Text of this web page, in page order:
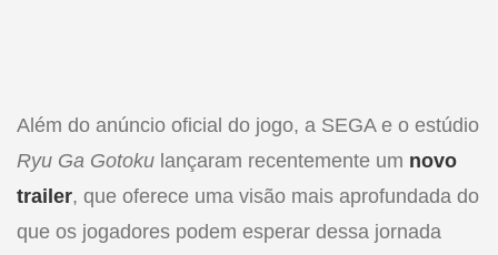
Além do anúncio oficial do jogo, a SEGA e o estúdio
Ryu Ga Gotoku lançaram recentemente um novo
trailer, que oferece uma visão mais aprofundada do
que os jogadores podem esperar dessa jornada